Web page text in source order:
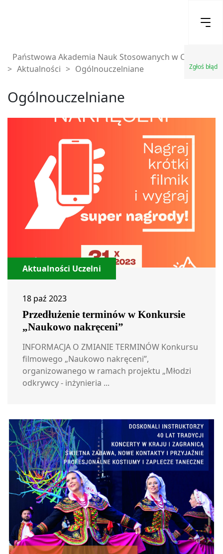
Zgłoś błąd
Państwowa Akademia Nauk Stosowanych w Chełmie
> Aktualności > Ogólnouczelniane
Ogólnouczelniane
Aktualności Uczelni
18 paź 2023
Przedłużenie terminów w Konkursie
„Naukowo nakręceni”
INFORMACJA O ZMIANIE TERMINÓW Konkursu
filmowego „Naukowo nakręceni”,
organizowanego w ramach projektu „Młodzi
odkrywcy - inżynieria ...